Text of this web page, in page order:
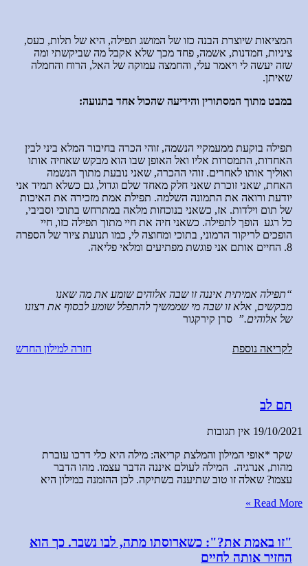
המציאות שיוצרת הבנה כזו של המושג תפילה, היא של תלות, כעס,
ציניות, חמדנות, אשמה, פחד מכך שלא אקבל מה שביקשתי ומה
שזה יעשה לי ויאמר עלי, והחמצה עמוקה של האל, הרוח והחמלה
שאיתן.
במבט מתוך המסתורין והידיעה שהכול אחד בתנועה:
תפילה בוקעת ממעמקיי הנשמה, זוהי הכרה בחיבור המלא ביני לבין
האחדות, התמסרות אליו ואל האופן שבו הוא מבקש שאחיה אותו
ואוליך אותו לאחרים. זוהי ההכרה, שאני נובעת מתוך הנשמה
האחת, שאני זוכרת שאני חלק מאחד שלם וגדול, גם כשלא תמיד אני
יודעת ורואה את התמונה השלמה. תפילת אמת מזכירה את האיכות
של תום וילדות. אז, כשאני בנוכחות מלאה במתרחש בתוכי וסביבי,
כל רגע הופך לתפילה. כשאני חיה את חיי מתוך תפילה כזו, חיי
הופכים לריקוד הרמוני, בתוכי ומחוצה לי, כמו תנועת ציור של הספרה
8. החיים אותם אני פוגשת מפתיעים ומלאי פליאה.
“תפילה אמיתית איננה זו שבה אלוהים שומע את מה שאנו
מבקשים, אלא זו שבה מי שממשיך להתפלל שומע לבסוף את רצונו
של אלוהים.” סרן קירקגור
חזרה למילון החדש לקריאה נוספת
תם לב
19/10/2021 אין תגובות
שקר *אופי המילון והמלצת קריאה: מילה היא כלי דרכו עוברת
מהות, אנרגיה. המילה לעולם איננה הדבר עצמו. מהו הדבר
עצמו? שאלה זו טוב שתיענה בשתיקה. לכן ההזמנה במילון היא
Read More »
"זו באמת את?": כשארוסתו מתה, לבו נשבר. כך הוא
החזיר אותה לחיים